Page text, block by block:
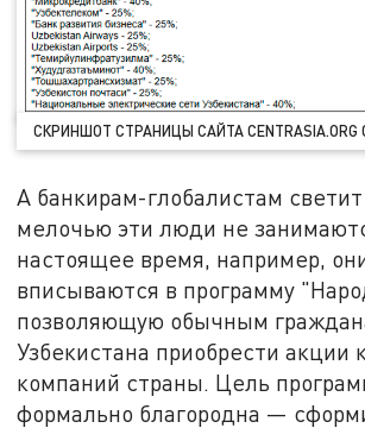
СКРИНШОТ СТРАНИЦЫ САЙТА CENTRASIA.ORG
А банкирам-глобалистам
мелочью эти люди не
настоящее время, например,
вписываются в программу
позволяющую обычным
Узбекистана приобрести акции
компаний страны. Цель
формально благородна —